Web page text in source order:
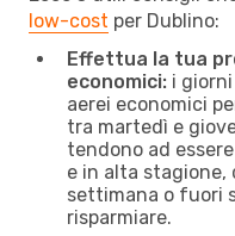
low-cost per Dublino:
Effettua la tua
economici: i
aerei economici
tra martedì e
tendono ad
e in alta stagione,
settimana o fuori
risparmiare.